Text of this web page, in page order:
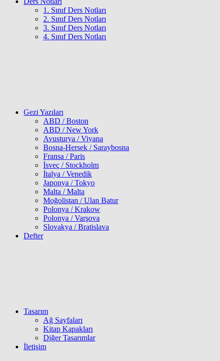
1. Sınıf Ders Notları
2. Sınıf Ders Notları
3. Sınıf Ders Notları
4. Sınıf Ders Notları
Gezi Yazıları
ABD / Boston
ABD / New York
Avusturya / Viyana
Bosna-Hersek / Saraybosna
Fransa / Paris
İsveç / Stockholm
İtalya / Venedik
Japonya / Tokyo
Malta / Malta
Moğolistan / Ulan Batur
Polonya / Krakow
Polonya / Varşova
Slovakya / Bratislava
Defter
Tasarım
Ağ Sayfaları
Kitap Kapakları
Diğer Tasarımlar
İletişim